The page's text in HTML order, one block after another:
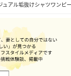
アル垢抜けシャツワンピ